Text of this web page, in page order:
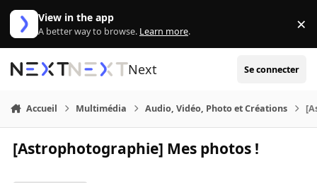
Aller au contenu
View in the app
A better way to browse. Learn more. ×
Next Se connecter
Accueil Multimédia Audio, Vidéo, Photo et Créations
[Astrophotographie] Mes photos !